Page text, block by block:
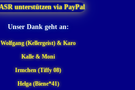
Unser Dank geht an:
Wolfgang (Kellergeist) & Karo
Kalle & Moni
Irmchen (Tiffy 08)
Helga (Biene*41)